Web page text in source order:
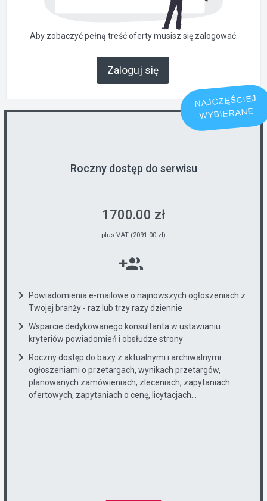
Aby zobaczyć pełną treść oferty musisz się zalogować.
Zaloguj się .
NAJCZĘŚCIEJ
WYBIERANE
Roczny dostęp do serwisu
1700.00 zł
plus VAT (2091.00 zł)
Powiadomienia e-mailowe o najnowszych ogłoszeniach z
Twojej branży - raz lub trzy razy dziennie
Wsparcie dedykowanego konsultanta w ustawianiu
kryteriów powiadomień i obsłudze strony
Roczny dostęp do bazy z aktualnymi i archiwalnymi
ogłoszeniami o przetargach, wynikach przetargów,
planowanych zamówieniach, zleceniach, zapytaniach
ofertowych, zapytaniach o cenę, licytacjach...